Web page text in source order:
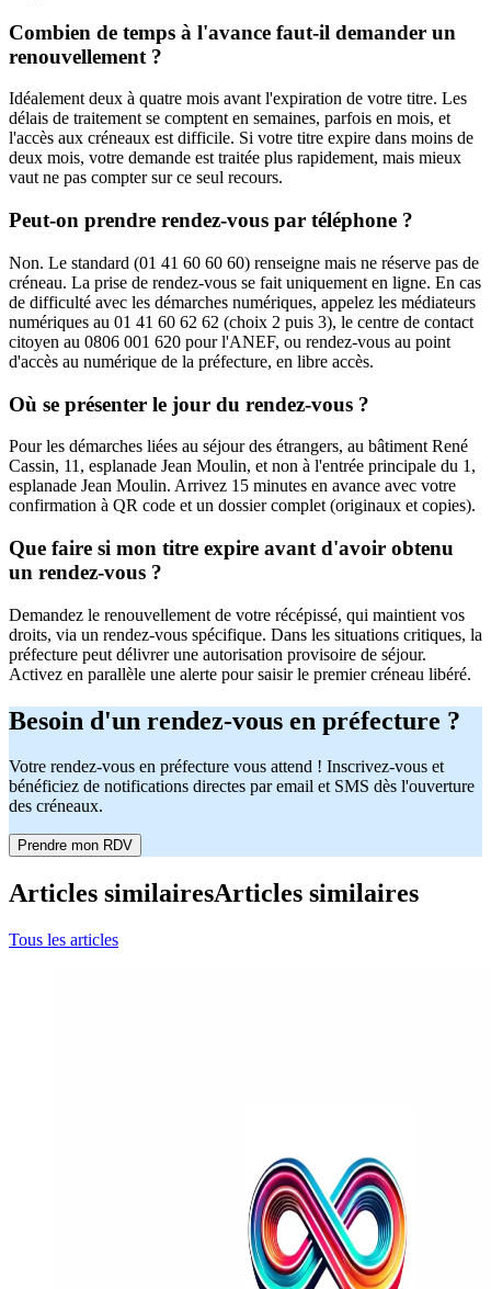
Combien de temps à l'avance faut-il demander un
renouvellement ?
Idéalement deux à quatre mois avant l'expiration de votre titre. Les
délais de traitement se comptent en semaines, parfois en mois, et
l'accès aux créneaux est difficile. Si votre titre expire dans moins de
deux mois, votre demande est traitée plus rapidement, mais mieux
vaut ne pas compter sur ce seul recours.
Peut-on prendre rendez-vous par téléphone ?
Non. Le standard (01 41 60 60 60) renseigne mais ne réserve pas de
créneau. La prise de rendez-vous se fait uniquement en ligne. En cas
de difficulté avec les démarches numériques, appelez les médiateurs
numériques au 01 41 60 62 62 (choix 2 puis 3), le centre de contact
citoyen au 0806 001 620 pour l'ANEF, ou rendez-vous au point
d'accès au numérique de la préfecture, en libre accès.
Où se présenter le jour du rendez-vous ?
Pour les démarches liées au séjour des étrangers, au bâtiment René
Cassin, 11, esplanade Jean Moulin, et non à l'entrée principale du 1,
esplanade Jean Moulin. Arrivez 15 minutes en avance avec votre
confirmation à QR code et un dossier complet (originaux et copies).
Que faire si mon titre expire avant d'avoir obtenu
un rendez-vous ?
Demandez le renouvellement de votre récépissé, qui maintient vos
droits, via un rendez-vous spécifique. Dans les situations critiques, la
préfecture peut délivrer une autorisation provisoire de séjour.
Activez en parallèle une alerte pour saisir le premier créneau libéré.
Besoin d'un rendez-vous en préfecture ?
Votre rendez-vous en préfecture vous attend ! Inscrivez-vous et
bénéficiez de notifications directes par email et SMS dès l'ouverture
des créneaux.
Prendre mon RDV
Articles similairesArticles similaires
Tous les articles